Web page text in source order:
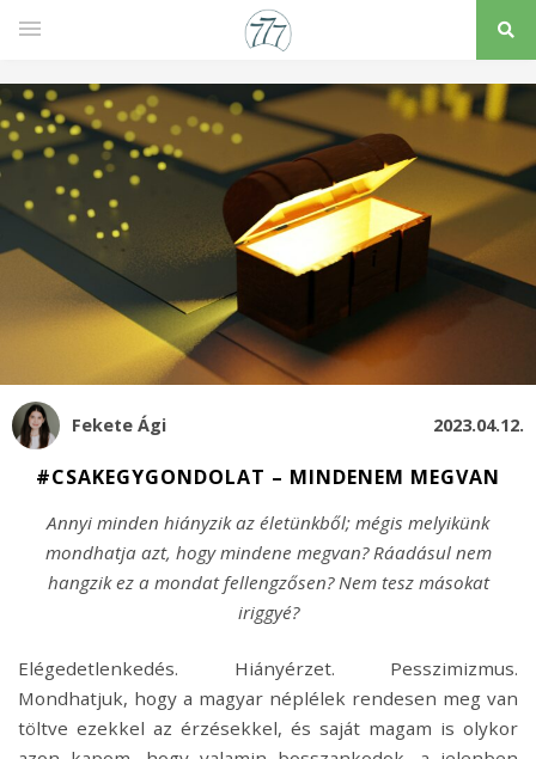
Fekete Ági 2023.04.12.
#CSAKEGYGONDOLAT – MINDENEM MEGVAN
Annyi minden hiányzik az életünkből; mégis melyikünk
mondhatja azt, hogy mindene megvan? Ráadásul nem
hangzik ez a mondat fellengzősen? Nem tesz másokat
iriggyé?
Elégedetlenkedés. Hiányérzet. Pesszimizmus.
Mondhatjuk, hogy a magyar néplélek rendesen meg van
töltve ezekkel az érzésekkel, és saját magam is olykor